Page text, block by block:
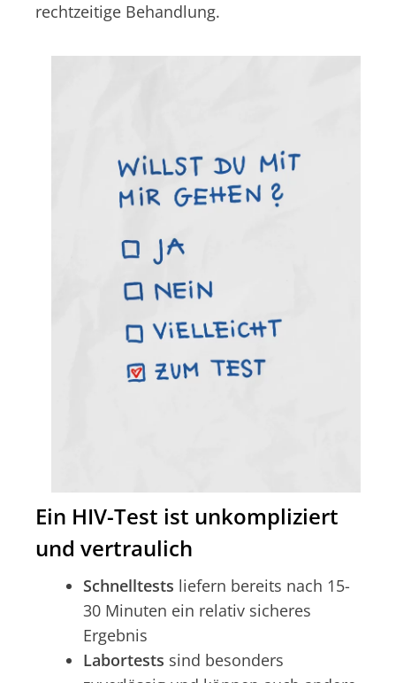
rechtzeitige Behandlung.
Ein HIV-Test ist unkompliziert
und vertraulich
Schnelltests liefern bereits nach 15-
30 Minuten ein relativ sicheres
Ergebnis
Labortests sind besonders